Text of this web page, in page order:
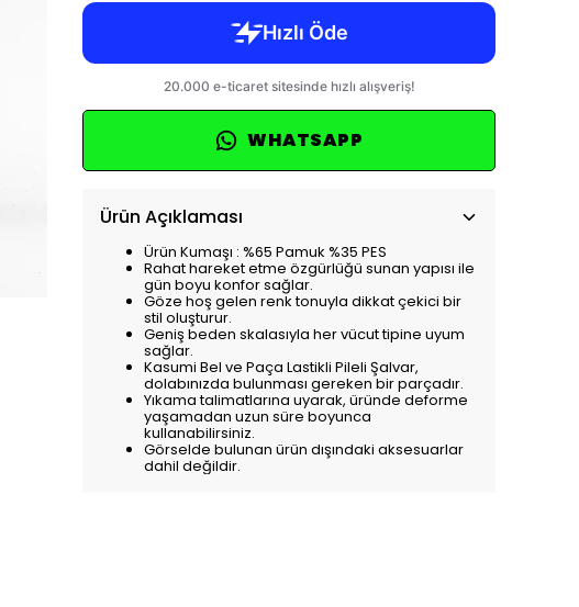
WHATSAPP
Ürün Açıklaması
Ürün Kumaşı : %65 Pamuk %35 PES
Rahat hareket etme özgürlüğü sunan yapısı ile
gün boyu konfor sağlar.
Göze hoş gelen renk tonuyla dikkat çekici bir
stil oluşturur.
Geniş beden skalasıyla her vücut tipine uyum
sağlar.
Kasumi Bel ve Paça Lastikli Pileli Şalvar,
dolabınızda bulunması gereken bir parçadır.
Yıkama talimatlarına uyarak, üründe deforme
yaşamadan uzun süre boyunca
kullanabilirsiniz.
Görselde bulunan ürün dışındaki aksesuarlar
dahil değildir.